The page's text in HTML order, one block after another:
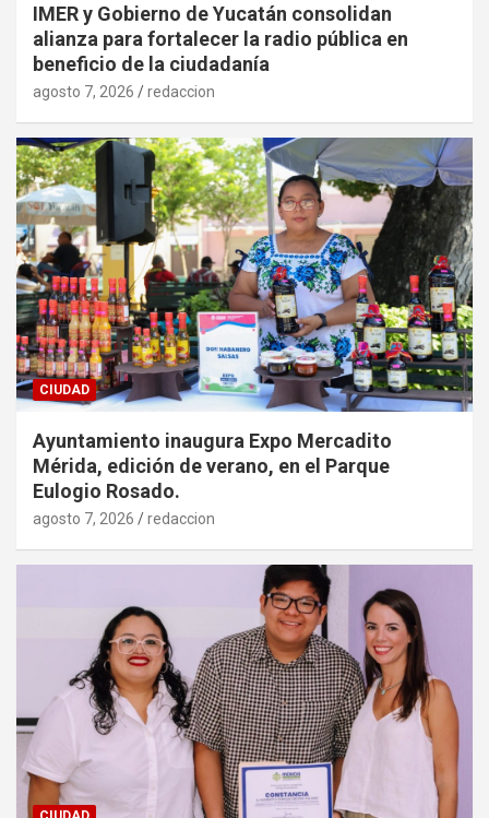
IMER y Gobierno de Yucatán consolidan
alianza para fortalecer la radio pública en
beneficio de la ciudadanía
agosto 7, 2026 redaccion
CIUDAD
Ayuntamiento inaugura Expo Mercadito
Mérida, edición de verano, en el Parque
Eulogio Rosado.
agosto 7, 2026 redaccion